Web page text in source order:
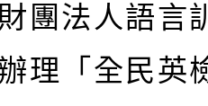
團法人語言
理「全民英